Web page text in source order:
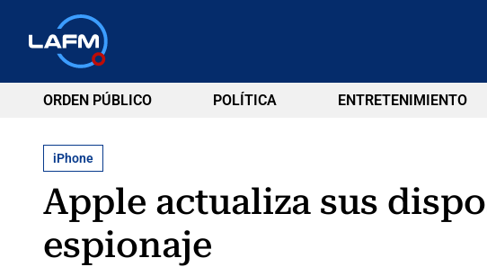
ORDEN PÚBLICO POLÍTICA ENTRETENIMIENTO
iPhone
Apple actualiza sus
espionaje